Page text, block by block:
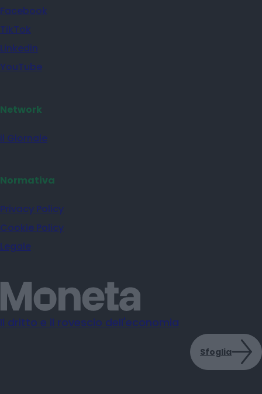
Facebook
TikTok
Linkedin
YouTube
Network
il Giornale
Normativa
Privacy Policy
Cookie Policy
Legale
Il dritto e il rovescio dell'economia
Sfoglia